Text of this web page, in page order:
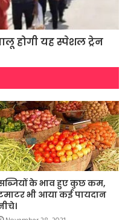
होगी यह स्पेशल ट्रेन
के भाव हुए कुछ कम,
भी आया कई पायदान